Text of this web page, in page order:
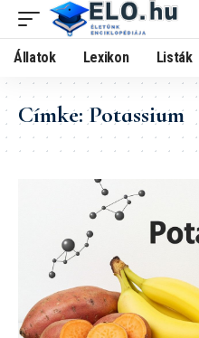
Állatok Lexikon Listák
Címke:Potassium